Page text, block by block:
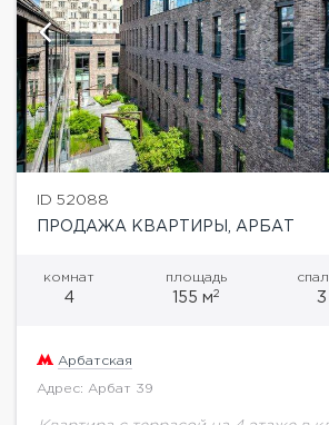
ID 52088
ПРОДАЖА КВАРТИРЫ, АРБАТ
комнат
4
площадь
155 м2 3
Арбатская
Адрес: Арбат 39